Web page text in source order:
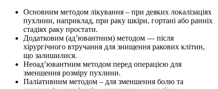
Основним методом лікування – при деяких локалізаціях
пухлини, наприклад, при раку шкіри, гортані або ранніх
стадіях раку простати.
Додатковим (ад’ювантним) методом — після
хірургічного втручання для знищення ракових клітин,
що залишилися.
Неоад’ювантним методом перед операцією для
зменшення розміру пухлини.
Паліативним методом – для зменшення болю та